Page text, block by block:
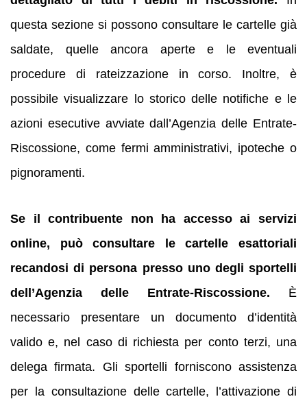
questa sezione si possono consultare le cartelle già
saldate, quelle ancora aperte e le eventuali
procedure di rateizzazione in corso. Inoltre, è
possibile visualizzare lo storico delle notifiche e le
azioni esecutive avviate dall’Agenzia delle Entrate-
Riscossione, come fermi amministrativi, ipoteche o
pignoramenti.
Se il contribuente non ha accesso ai servizi
online, può consultare le cartelle esattoriali
recandosi di persona presso uno degli sportelli
dell’Agenzia delle Entrate-Riscossione. È
necessario presentare un documento d’identità
valido e, nel caso di richiesta per conto terzi, una
delega firmata. Gli sportelli forniscono assistenza
per la consultazione delle cartelle, l’attivazione di